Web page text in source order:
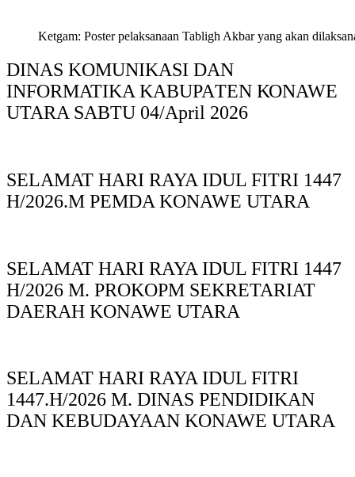
Ketgam: Poster pelaksanaan Tabligh Akbar yang akan
DINAS KOMUNIKASI DAN
INFORMATIKA KABUPAΤΕΝ ΚΟNAWE
UTARA SABTU 04/April 2026
SELAMAT HARI RAYA IDUL FITRI 1447
H/2026.M PEMDA KONAWE UTARA
SELAMAT HARI RAYA IDUL FITRI 1447
H/2026 M. PROKOPM SEKRETARIAT
DAERAH KONAWE UTARA
SELAMAT HARI RAYA IDUL FITRI
1447.H/2026 M. DINAS PENDIDIKAN
DAN KEBUDAYAAN KONAWE UTARA